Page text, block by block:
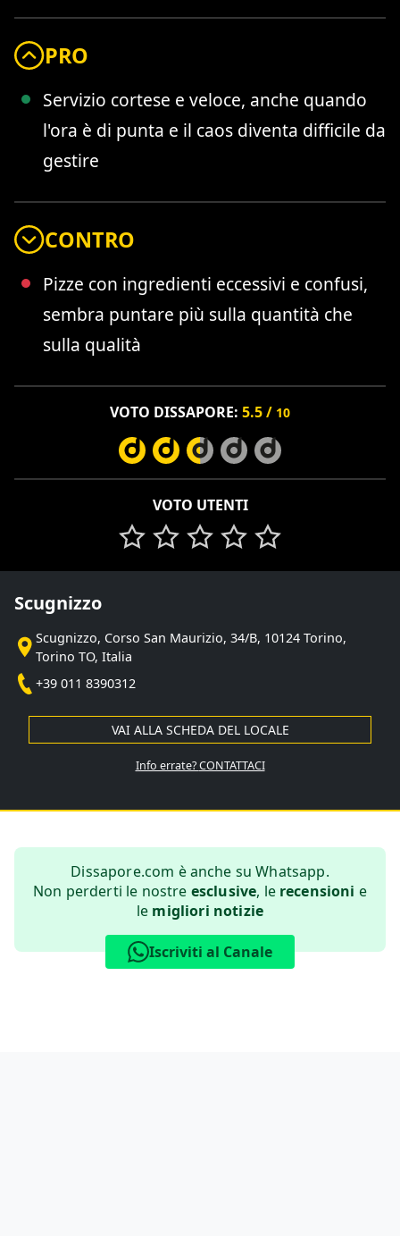
PRO
Servizio cortese e veloce, anche quando
l'ora è di punta e il caos diventa difficile da
gestire
CONTRO
Pizze con ingredienti eccessivi e confusi,
sembra puntare più sulla quantità che
sulla qualità
VOTO DISSAPORE: 5.5 / 10
VOTO UTENTI
Scugnizzo
Scugnizzo, Corso San Maurizio, 34/B, 10124 Torino,
Torino TO, Italia
+39 011 8390312
VAI ALLA SCHEDA DEL LOCALE
Info errate?CONTATTACI
Dissapore.com è anche su Whatsapp.
Non perderti le nostre esclusive, le recensioni e
le migliori notizie
Iscriviti al Canale